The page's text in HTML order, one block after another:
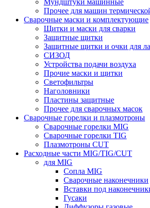
Мундштуки машинные
Прочее для машин
Сварочные маски и комплектующие
Щитки и маски для сварки
Защитные щитки
Защитные щитки и очки для
СИЗОД
Устройства подачи воздуха
Прочие маски и щитки
Светофильтры
Наголовники
Пластины защитные
Прочее для сварочных масок
Сварочные горелки и плазмотроны
Сварочные горелки MIG
Сварочные горелки TIG
Плазмотроны CUT
Расходные части MIG/TIG/CUT
для MIG
Сопла MIG
Сварочные наконечники
Вставки под
Гусаки